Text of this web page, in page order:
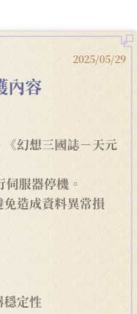
2025/05/29
內容
幻想三國誌－天元
服器停機。
造成資料異常損
定性